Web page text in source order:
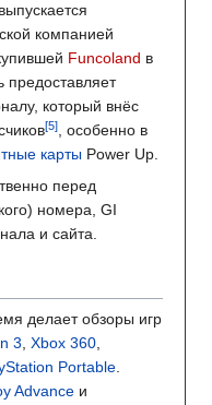
компанией
Funcoland в
предоставляет
который внёс
, особенно в
карты Power Up.
перед
номера, GI
и сайта.
делает обзоры игр
3, Xbox 360,
Portable.
Advance и